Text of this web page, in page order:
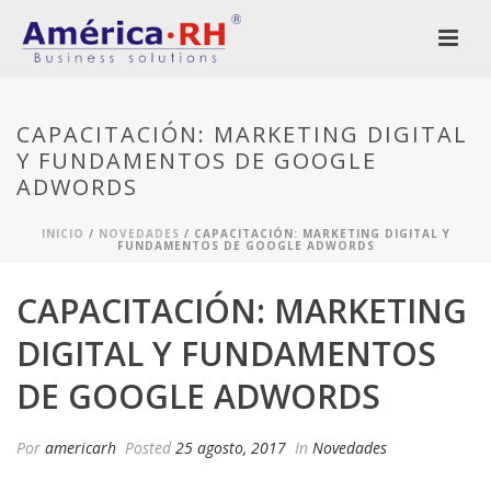
CAPACITACIÓN: MARKETING DIGITAL
Y FUNDAMENTOS DE GOOGLE
ADWORDS
INICIO / NOVEDADES / CAPACITACIÓN: MARKETING DIGITAL Y
FUNDAMENTOS DE GOOGLE ADWORDS
CAPACITACIÓN: MARKETING
DIGITAL Y FUNDAMENTOS
DE GOOGLE ADWORDS
Por americarh Posted 25 agosto, 2017 In Novedades